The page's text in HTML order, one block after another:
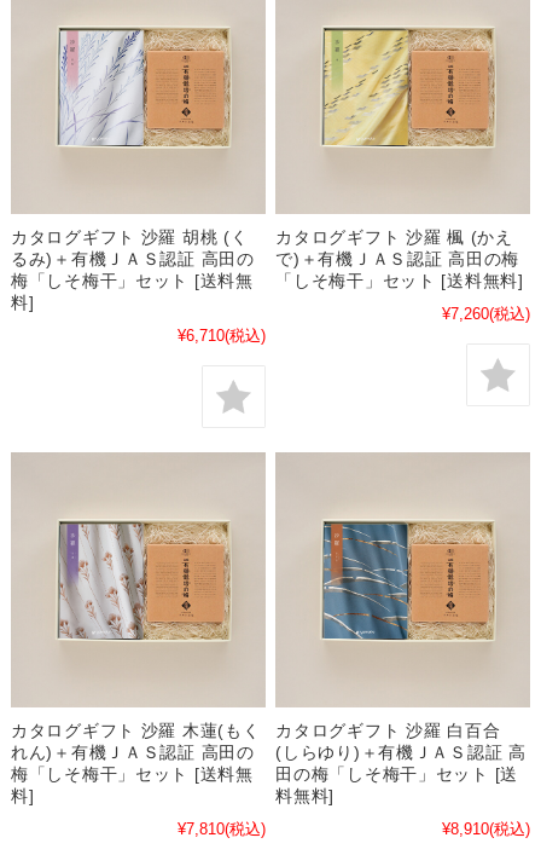
カタログギフト 沙羅 胡桃 (く
るみ)＋有機ＪＡＳ認証 高田の
梅「しそ梅干」セット [送料無
料]
¥6,710(税込)
カタログギフト 沙羅 楓 (かえ
で)＋有機ＪＡＳ認証 高田の梅
「しそ梅干」セット [送料無料]
¥7,260(税込)
カタログギフト 沙羅 木蓮(もく
れん)＋有機ＪＡＳ認証 高田の
梅「しそ梅干」セット [送料無
料]
¥7,810(税込)
カタログギフト 沙羅 白百合
(しらゆり)＋有機ＪＡＳ認証 高
田の梅「しそ梅干」セット [送
料無料]
¥8,910(税込)